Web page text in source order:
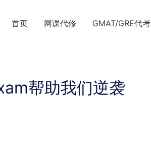
首页 网课代修 GMAT/GRE代考
帮助我们逆袭